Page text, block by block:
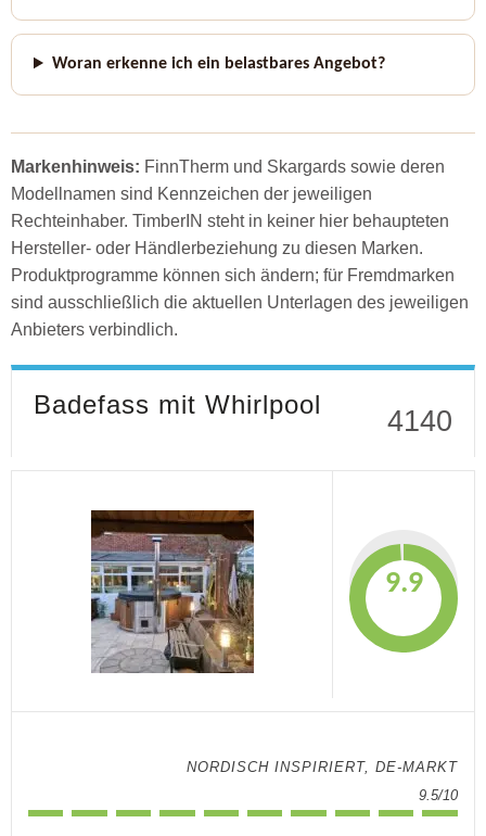
Woran erkenne ich ein belastbares Angebot?
Markenhinweis: FinnTherm und Skargards sowie deren
Modellnamen sind Kennzeichen der jeweiligen
Rechteinhaber. TimberIN steht in keiner hier behaupteten
Hersteller- oder Händlerbeziehung zu diesen Marken.
Produktprogramme können sich ändern; für Fremdmarken
sind ausschließlich die aktuellen Unterlagen des jeweiligen
Anbieters verbindlich.
Badefass mit Whirlpool 4140
9.9
NORDISCH INSPIRIERT, DE-MARKT
9.5/10